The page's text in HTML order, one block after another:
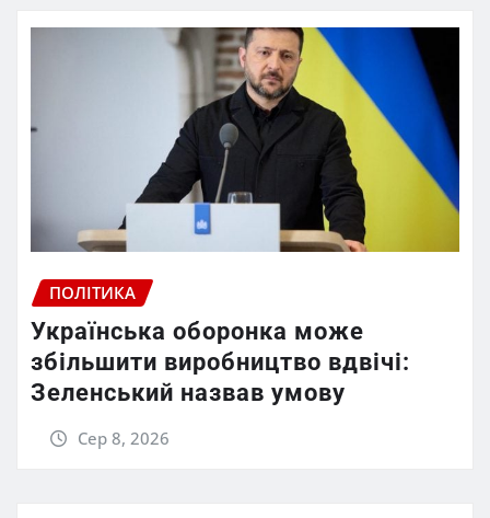
ПОЛІТИКА
Українська оборонка може
збільшити виробництво вдвічі:
Зеленський назвав умову
Сер 8, 2026